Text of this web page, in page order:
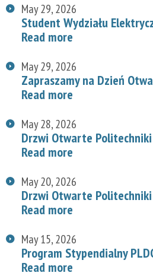
May 29, 2026
Student Wydziału
Read more
May 29, 2026
Zapraszamy na Dzień
Read more
May 28, 2026
Drzwi Otwarte
Read more
May 20, 2026
Drzwi Otwarte
Read more
May 15, 2026
Program Stypendialny
Read more